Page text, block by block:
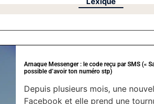
Arnaque Messenger : le code reçu par SMS («
possible d’avoir ton numéro stp)
Depuis plusieurs mois, une
Facebook et elle prend une